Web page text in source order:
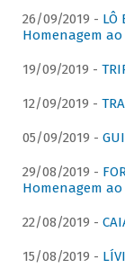
26/09/2019 - LÔ
Homenagem
19/09/2019 -
12/09/2019 -
05/09/2019 -
29/08/2019 -
Homenagem
22/08/2019 -
15/08/2019 -